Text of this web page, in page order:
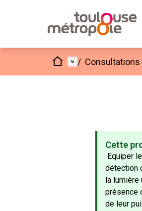
AccueilMenu principal
/ Consultations
Cette
Equiper
détection
la lumière
présence
de leur